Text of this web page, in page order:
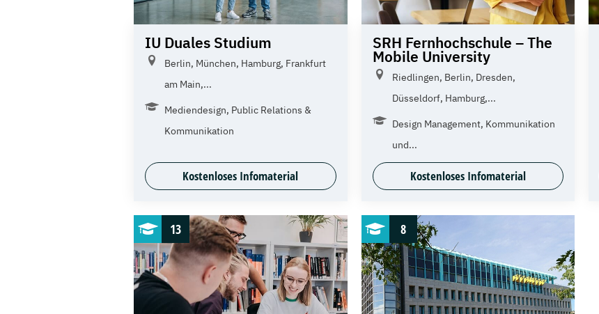
IU Duales Studium
Berlin, München, Hamburg, Frankfurt
am Main,...
Mediendesign, Public Relations &
Kommunikation
Kostenloses Infomaterial
SRH Fernhochschule – The
Mobile University
Riedlingen, Berlin, Dresden,
Düsseldorf, Hamburg,...
Design Management, Kommunikation
und...
Kostenloses Infomaterial
13 8